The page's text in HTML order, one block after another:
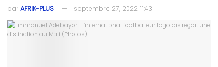
par AFRIK-PLUS septembre 27, 2022 11:43